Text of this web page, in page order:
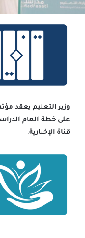
وزير التعليم⁩ يعقد
قناة الإخبارية.